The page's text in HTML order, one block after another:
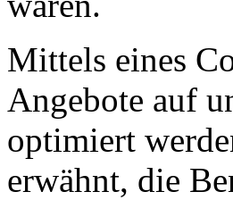
Mittels eines
Angebote auf
optimiert
erwähnt, die